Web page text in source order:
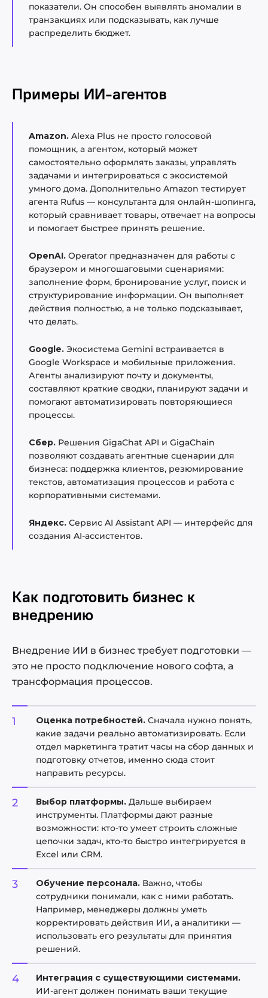
показатели. Он способен выявлять аномалии в
транзакциях или подсказывать, как лучше
распределить бюджет.
Примеры ИИ-агентов
Amazon. Alexa Plus не просто голосовой
помощник, а агентом, который может
самостоятельно оформлять заказы, управлять
задачами и интегрироваться с экосистемой
умного дома. Дополнительно Amazon тестирует
агента Rufus — консультанта для онлайн-шопинга,
который сравнивает товары, отвечает на вопросы
и помогает быстрее принять решение.
OpenAI. Operator предназначен для работы с
браузером и многошаговыми сценариями:
заполнение форм, бронирование услуг, поиск и
структурирование информации. Он выполняет
действия полностью, а не только подсказывает,
что делать.
Google. Экосистема Gemini встраивается в
Google Workspace и мобильные приложения.
Агенты анализируют почту и документы,
составляют краткие сводки, планируют задачи и
помогают автоматизировать повторяющиеся
процессы.
Сбер. Решения GigaChat API и GigaChain
позволяют создавать агентные сценарии для
бизнеса: поддержка клиентов, резюмирование
текстов, автоматизация процессов и работа с
корпоративными системами.
Яндекс. Сервис AI Assistant API — интерфейс для
создания AI-ассистентов.
Как подготовить бизнес к
внедрению
Внедрение ИИ в бизнес требует подготовки —
это не просто подключение нового софта, а
трансформация процессов.
Оценка потребностей. Сначала нужно понять,
какие задачи реально автоматизировать. Если
отдел маркетинга тратит часы на сбор данных и
подготовку отчетов, именно сюда стоит
направить ресурсы.
Выбор платформы. Дальше выбираем
инструменты. Платформы дают разные
возможности: кто-то умеет строить сложные
цепочки задач, кто-то быстро интегрируется в
Excel или CRM.
Обучение персонала. Важно, чтобы
сотрудники понимали, как с ними работать.
Например, менеджеры должны уметь
корректировать действия ИИ, а аналитики —
использовать его результаты для принятия
решений.
Интеграция с существующими системами.
ИИ-агент должен понимать ваши текущие